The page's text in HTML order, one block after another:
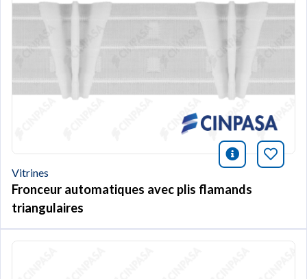
icono
Vitrines
Fronceur automatiques avec plis flamands
triangulaires